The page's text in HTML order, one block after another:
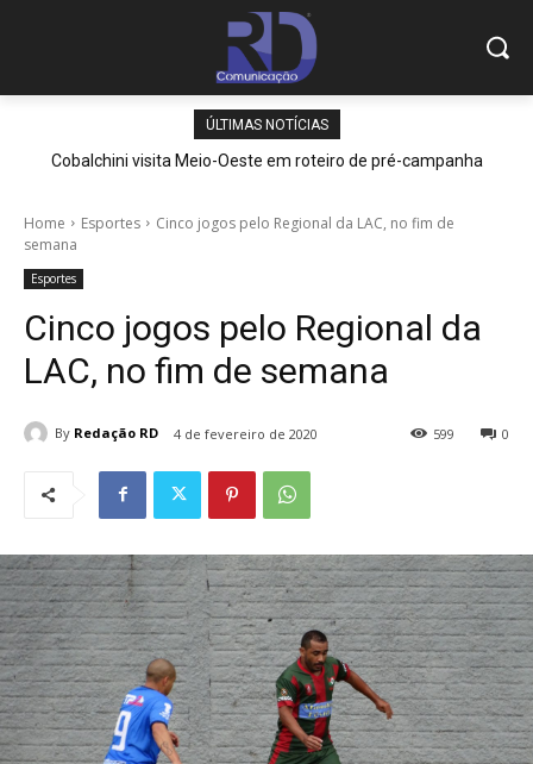
ÚLTIMAS NOTÍCIAS
Cobalchini visita Meio-Oeste em roteiro de pré-campanha
Home Esportes
Cinco jogos pelo Regional da LAC, no fim de
semana
Esportes
Cinco jogos pelo Regional da
LAC, no fim de semana
By Redação RD 4 de fevereiro de 2020 0
599